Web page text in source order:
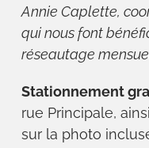
Annie Caplette,
qui nous font
réseautage
Stationnement
rue Principale,
sur la photo